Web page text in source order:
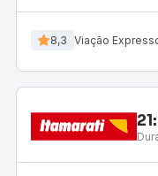
8,3 Viação